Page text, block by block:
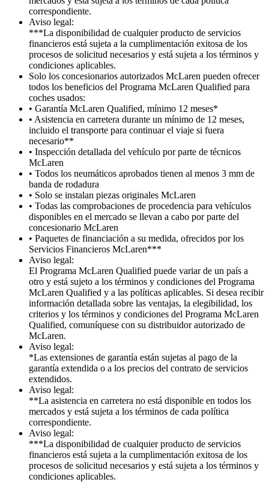
correspondiente.
Aviso legal:
***La disponibilidad de cualquier producto de servicios
financieros está sujeta a la cumplimentación exitosa de los
procesos de solicitud necesarios y está sujeta a los términos y
condiciones aplicables.
Solo los concesionarios autorizados McLaren pueden ofrecer
todos los beneficios del Programa McLaren Qualified para
coches usados:
• Garantía McLaren Qualified, mínimo 12 meses*
• Asistencia en carretera durante un mínimo de 12 meses,
incluido el transporte para continuar el viaje si fuera
necesario**
• Inspección detallada del vehículo por parte de técnicos
McLaren
• Todos los neumáticos aprobados tienen al menos 3 mm de
banda de rodadura
• Solo se instalan piezas originales McLaren
• Todas las comprobaciones de procedencia para vehículos
disponibles en el mercado se llevan a cabo por parte del
concesionario McLaren
• Paquetes de financiación a su medida, ofrecidos por los
Servicios Financieros McLaren***
Aviso legal:
El Programa McLaren Qualified puede variar de un país a
otro y está sujeto a los términos y condiciones del Programa
McLaren Qualified y a las políticas aplicables. Si desea recibir
información detallada sobre las ventajas, la elegibilidad, los
criterios y los términos y condiciones del Programa McLaren
Qualified, comuníquese con su distribuidor autorizado de
McLaren.
Aviso legal:
*Las extensiones de garantía están sujetas al pago de la
garantía extendida o a los precios del contrato de servicios
extendidos.
Aviso legal:
**La asistencia en carretera no está disponible en todos los
mercados y está sujeta a los términos de cada política
correspondiente.
Aviso legal:
***La disponibilidad de cualquier producto de servicios
financieros está sujeta a la cumplimentación exitosa de los
procesos de solicitud necesarios y está sujeta a los términos y
condiciones aplicables.